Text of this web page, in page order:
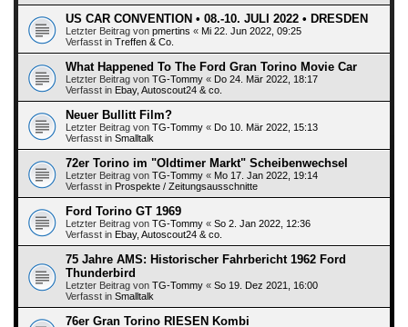
US CAR CONVENTION • 08.-10. JULI 2022 • DRESDEN
Letzter Beitrag von pmertins « Mi 22. Jun 2022, 09:25
Verfasst in Treffen & Co.
What Happened To The Ford Gran Torino Movie Car
Letzter Beitrag von TG-Tommy « Do 24. Mär 2022, 18:17
Verfasst in Ebay, Autoscout24 & co.
Neuer Bullitt Film?
Letzter Beitrag von TG-Tommy « Do 10. Mär 2022, 15:13
Verfasst in Smalltalk
72er Torino im "Oldtimer Markt" Scheibenwechsel
Letzter Beitrag von TG-Tommy « Mo 17. Jan 2022, 19:14
Verfasst in Prospekte / Zeitungsausschnitte
Ford Torino GT 1969
Letzter Beitrag von TG-Tommy « So 2. Jan 2022, 12:36
Verfasst in Ebay, Autoscout24 & co.
75 Jahre AMS: Historischer Fahrbericht 1962 Ford
Thunderbird
Letzter Beitrag von TG-Tommy « So 19. Dez 2021, 16:00
Verfasst in Smalltalk
76er Gran Torino RIESEN Kombi